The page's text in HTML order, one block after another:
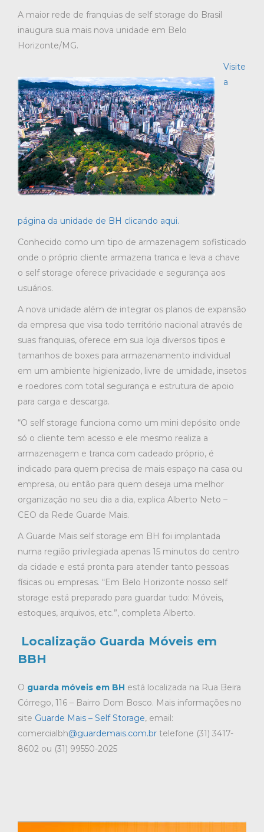
A maior rede de franquias de self storage do Brasil
inaugura sua mais nova unidade em Belo
Horizonte/MG.
Visite
a
página da unidade de BH clicando aqui.
Conhecido como um tipo de armazenagem sofisticado
onde o próprio cliente armazena tranca e leva a chave
o self storage oferece privacidade e segurança aos
usuários.
A nova unidade além de integrar os planos de expansão
da empresa que visa todo território nacional através de
suas franquias, oferece em sua loja diversos tipos e
tamanhos de boxes para armazenamento individual
em um ambiente higienizado, livre de umidade, insetos
e roedores com total segurança e estrutura de apoio
para carga e descarga.
“O self storage funciona como um mini depósito onde
só o cliente tem acesso e ele mesmo realiza a
armazenagem e tranca com cadeado próprio, é
indicado para quem precisa de mais espaço na casa ou
empresa, ou então para quem deseja uma melhor
organização no seu dia a dia, explica Alberto Neto –
CEO da Rede Guarde Mais.
A Guarde Mais self storage em BH foi implantada
numa região privilegiada apenas 15 minutos do centro
da cidade e está pronta para atender tanto pessoas
físicas ou empresas. “Em Belo Horizonte nosso self
storage está preparado para guardar tudo: Móveis,
estoques, arquivos, etc.”, completa Alberto.
Localização Guarda Móveis em
BBH
O guarda móveis em BH está localizada na Rua Beira
Córrego, 116 – Bairro Dom Bosco. Mais informações no
site Guarde Mais – Self Storage, email:
comercialbh@guardemais.com.br telefone (31) 3417-
8602 ou (31) 99550-2025